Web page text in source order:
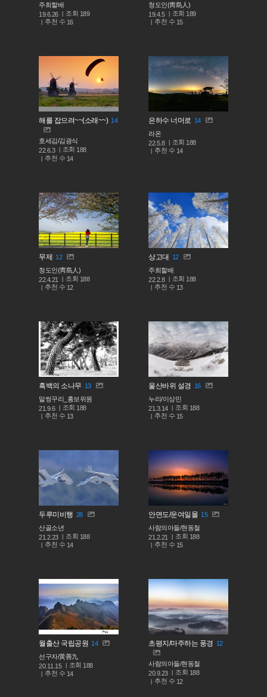
주희할배
19.6.26
조회 189
추천 수 16
청도인(靑島人)
19.4.5
조회 189
추천 수 15
해를 잡으려~~(소래~~) 14
호세김/김광식
22.6.3
조회 188
추천 수 14
은하수 너머로 14
라온
22.5.8
조회 188
추천 수 14
무제
12
청도인(靑島人)
22.4.21
조회 188
추천 수 12
상고대 12
주희할배
22.2.8
조회 188
추천 수 13
흑백의 소나무 13
말썽꾸리_홍보위원
21.9.6
조회 188
추천 수 13
울산바위 설경 16
누리/이상민
21.3.14
조회 188
추천 수 15
두루미비행 28
산골소년
21.2.23
조회 188
추천 수 14
안면도/운여일몰 15
사람의아들/현동철
21.2.21
조회 188
추천 수 15
월출산 국립공원 14
선구자/黃善九
20.11.15
조회 188
추천 수 14
초평지/마주하는 풍경 12
사람의아들/현동철
20.9.23
조회 188
추천 수 12